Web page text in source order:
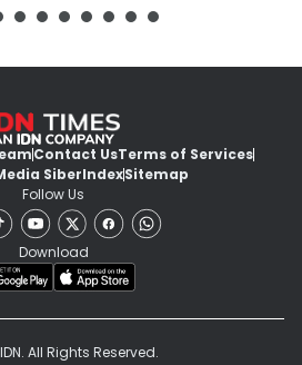
Contact UsTerms of Services
SiberIndexSitemap
Follow Us
Download
All Rights Reserved.